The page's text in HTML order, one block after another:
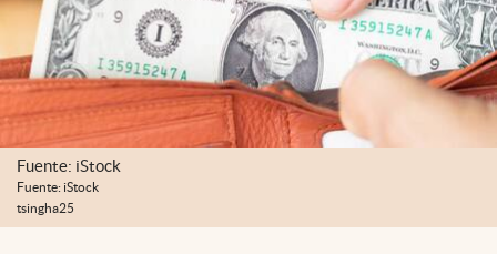
Fuente: iStock
Fuente: iStock
tsingha25